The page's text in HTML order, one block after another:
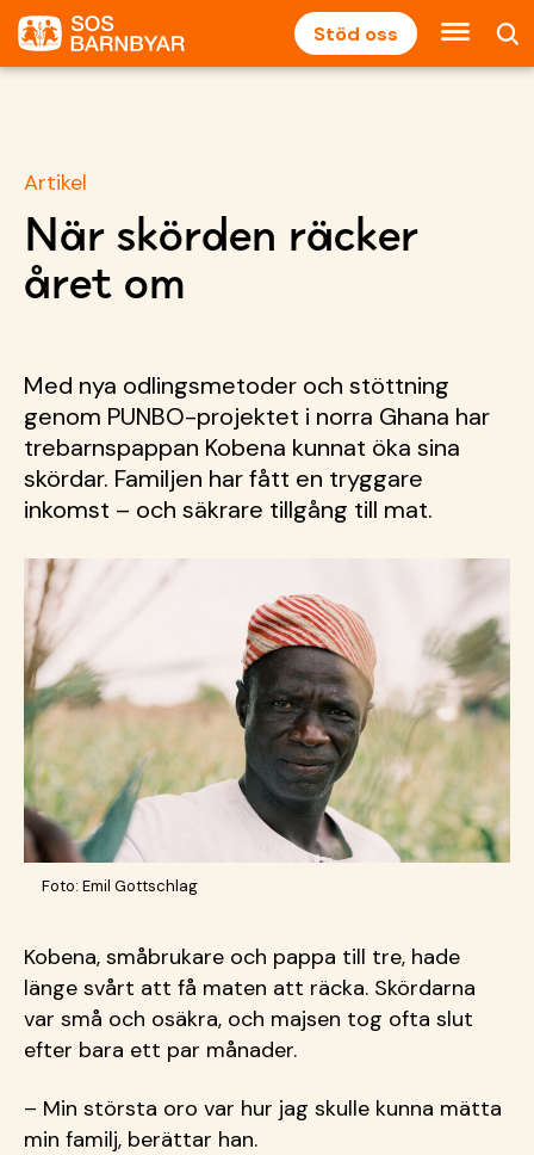
Stöd oss
Artikel
När skörden räcker
året om
Med nya odlingsmetoder och stöttning
genom PUNBO-projektet i norra Ghana har
trebarnspappan Kobena kunnat öka sina
skördar. Familjen har fått en tryggare
inkomst – och säkrare tillgång till mat.
Foto: Emil Gottschlag
Kobena, småbrukare och pappa till tre, hade
länge svårt att få maten att räcka. Skördarna
var små och osäkra, och majsen tog ofta slut
efter bara ett par månader.
– Min största oro var hur jag skulle kunna mätta
min familj, berättar han.